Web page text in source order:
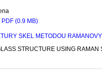
PDF (0.9 MB)
SKEL METODOU
STRUCTURE USING RAMAN
Pisárčik Miloslav